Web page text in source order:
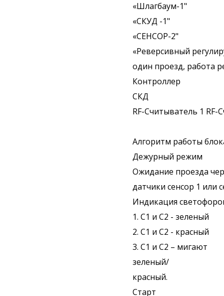
«Шлагбаум-1"
«СКУД -1"
«СЕНСОР-2"
«Реверсивный
один проезд, работа
Контроллер
СКД
RF-Считыватель 1 RF-
Алгоритм работы
Дежурный режим
Ожидание проезда
датчики сенсор 1 или
Индикация
1. С1 и С2 - зеленый
2. С1 и С2 - красный
3. С1 и С2 – мигают
зеленый/
красный.
Старт